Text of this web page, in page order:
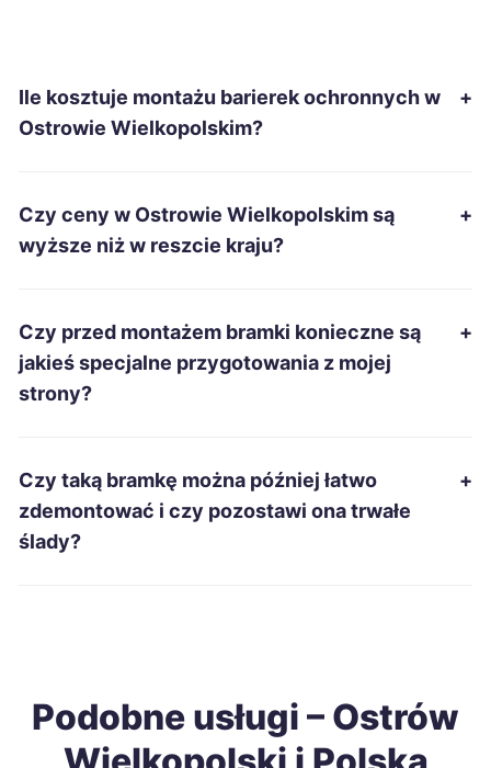
Kędzierzyn-Koźle 199 zł
Ciechanów 200 zł
Stalowa Wola
Dębica
Jelenia Góra
Sieradz 202 zł
Ile kosztuje montażu barierek ochronnych w
Ostrowie Wielkopolskim?
+
Czy ceny w Ostrowie Wielkopolskim są
wyższe niż w reszcie kraju?
+
Czy przed montażem bramki konieczne są
jakieś specjalne przygotowania z mojej
strony?
+
Czy taką bramkę można później łatwo
zdemontować i czy pozostawi ona trwałe
ślady?
+
Podobne usługi – Ostrów